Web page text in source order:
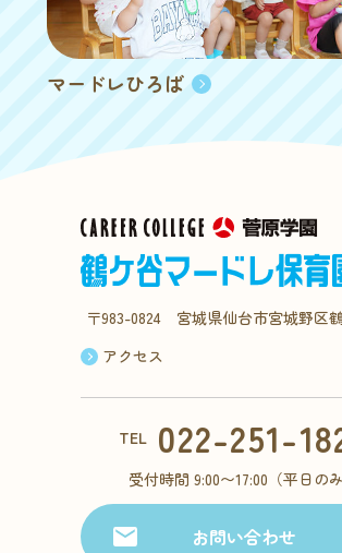
マードレひろば
〒983-0824 宮城県仙台市宮城野区
アクセス
TEL 022-251-
受付時間 9:00〜17:00（平日のみ
お問い合わせ